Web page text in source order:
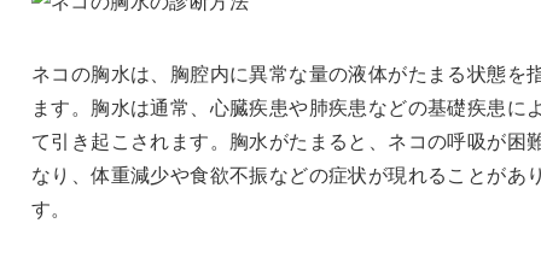
ネコの胸水は、胸腔内に異常な量の液体がたまる状態を
ます。胸水は通常、心臓疾患や肺疾患などの基礎疾患に
て引き起こされます。胸水がたまると、ネコの呼吸が困
なり、体重減少や食欲不振などの症状が現れることがあ
す。